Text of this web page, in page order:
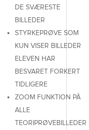
DE SVÆRESTE
BILLEDER
STYRKEPRØVE SOM
KUN VISER BILLEDER
ELEVEN HAR
BESVARET FORKERT
TIDLIGERE
ZOOM FUNKTION PÅ
ALLE
TEORIPRØVEBILLEDER